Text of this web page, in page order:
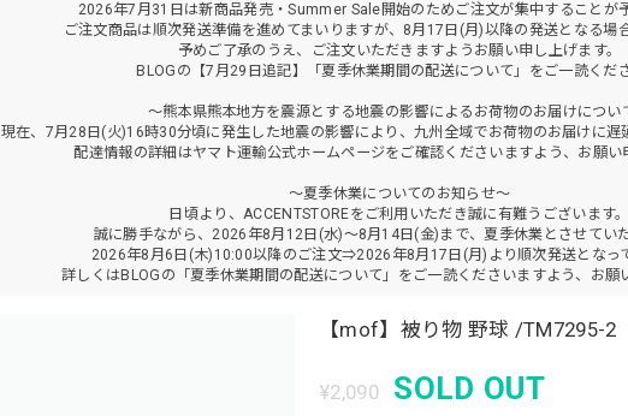
2026年7月31日は新商品発売・Summer Sale開始のためご注文が集中することが
ご注文商品は順次発送準備を進めてまいりますが、8月17日(月)以降の発送となる場
予めご了承のうえ、ご注文いただきますようお願い申し上げます。
BLOGの【7月29日追記】「夏季休業期間の配送について」をご一読くださ
～熊本県熊本地方を震源とする地震の影響によるお荷物のお届けについ
現在、7月28日(火)16時30分頃に発生した地震の影響により、九州全域でお荷物のお届けに遅
配達情報の詳細はヤマト運輸公式ホームページをご確認くださいますよう、お願い
～夏季休業についてのお知らせ～
日頃より、ACCENTSTOREをご利用いただき誠に有難うございます。
誠に勝手ながら、2026年8月12日(水)～8月14日(金)まで、夏季休業とさせていた
2026年8月6日(木)10:00以降のご注文⇒2026年8月17日(月)より順次発送となっ
詳しくはBLOGの「夏季休業期間の配送について」をご一読くださいますよう、お願
【mof】被り物 野球 /TM7295-2
¥2,090 SOLD OUT